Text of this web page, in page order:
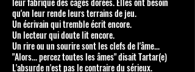
qu'on leur rende leurs terrains de jeu.
Un écrivain qui tremble écrit encore.
Un lecteur qui doute lit encore.
Un rire ou un sourire sont les clefs de l'âme...
"Alors... percez toutes les âmes" disait Tartar(e)
L'absurde n'est pas le contraire du sérieux.